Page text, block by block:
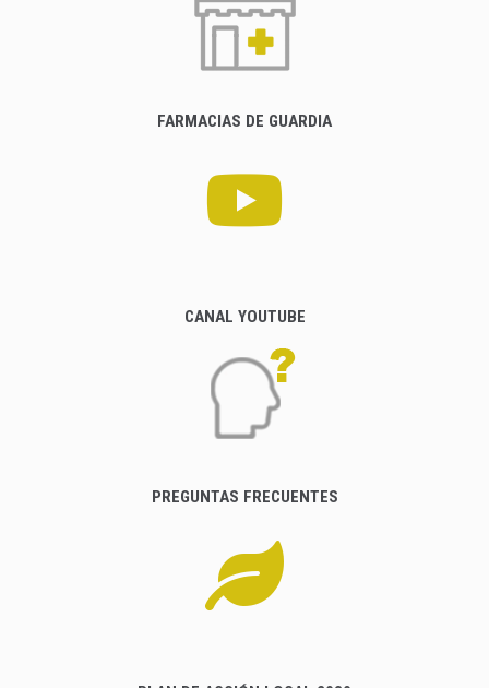
FARMACIAS DE GUARDIA
CANAL YOUTUBE
PREGUNTAS FRECUENTES